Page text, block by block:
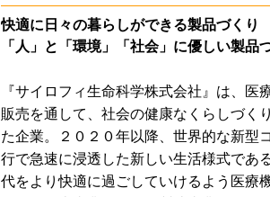
快適に日々の暮らしができる製品づくり
「人」と「環境」「社会」に優しい製品
『サイロフィ生命科学株式会社』は、医
販売を通して、社会の健康なくらしづく
た企業。２０２０年以降、世界的な新型
行で急速に浸透した新しい生活様式であ
代をより快適に過ごしていけるよう医療